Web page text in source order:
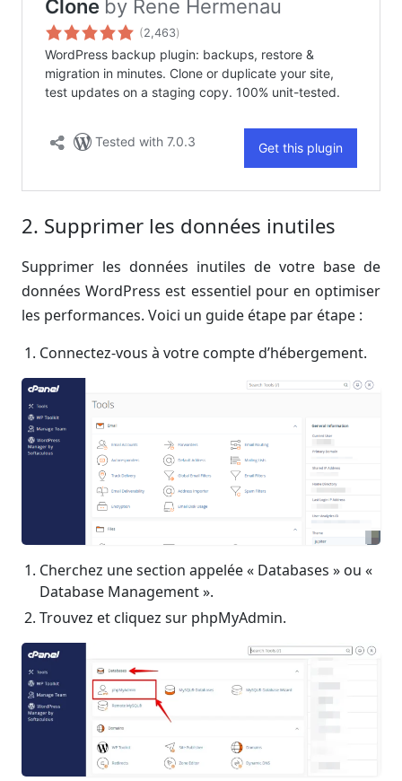
2. Supprimer les données inutiles
Supprimer les données inutiles de votre base de
données WordPress est essentiel pour en optimiser
les performances. Voici un guide étape par étape :
Connectez-vous à votre compte d’hébergement.
Cherchez une section appelée « Databases » ou «
Database Management ».
Trouvez et cliquez sur phpMyAdmin.